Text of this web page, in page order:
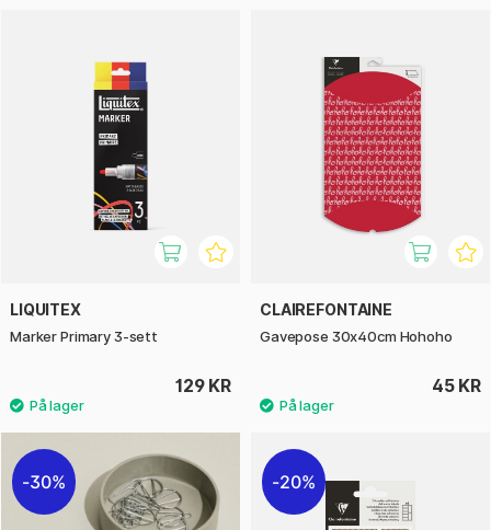
LIQUITEX
Marker Primary 3-sett
129 KR
CLAIREFONTAINE
Gavepose 30x40cm Hohoho
45 KR
30% 20%